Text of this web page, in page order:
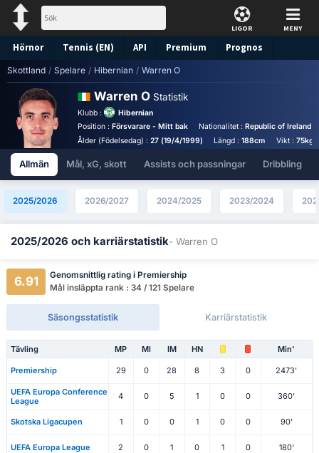
LIGOR MENY
Hörnor Tennis (EN) API Premium Prognos
Skottland / Spelare / Hibernian / Warren O
Warren O Statistik
Klubb :
Hibernian
Position : Försvarare - Mitt bak Nationalitet :Republic of Ireland
Ålder (Födelsedag) : 27 (19/4/1999) Längd :188cm Vikt : 75kg
Allmän Mål, xG, skott Assists och passningar Dribbling
2025/2026 2026/2027 2024/2025 2023/2024
2025/2026 och karriärstatistik- Warren O
6.91
Genomsnittlig rating i Premiership
Mål insläppta rank : 34 / 121 Spelare
Säsongsstatistik Karriärstatistik
Tävling MP Ml IM HN Min'
Premiership 29 0 28 8 3 0 2473'
UEFA Europa Conference
League
4 0 5 1 0 0 360'
Skotska Ligacupen 1 0 0 1 0 0 90'
UEFA Europa League 2 0 1 0 1 0 180'